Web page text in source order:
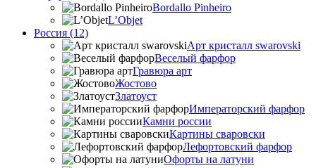
Bordallo Pinheiro
L’Objet
Россия (12)
Арт кристалл swarovski
Веселый фарфор
Гравюра арт
Жостово
Златоуст
Императорский фарфор
Камни россии
Картины сваровски
Лефортовский фарфор
Офорты на латуни